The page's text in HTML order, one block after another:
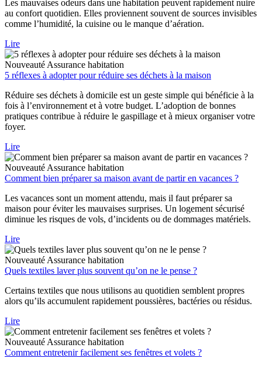
Les mauvaises odeurs dans une habitation peuvent rapidement nuire
au confort quotidien. Elles proviennent souvent de sources invisibles
comme l’humidité, la cuisine ou le manque d’aération.
Lire
Nouveauté Assurance habitation
5 réflexes à adopter pour réduire ses déchets à la maison
Réduire ses déchets à domicile est un geste simple qui bénéficie à la
fois à l’environnement et à votre budget. L’adoption de bonnes
pratiques contribue à réduire le gaspillage et à mieux organiser votre
foyer.
Lire
Nouveauté Assurance habitation
Comment bien préparer sa maison avant de partir en vacances ?
Les vacances sont un moment attendu, mais il faut préparer sa
maison pour éviter les mauvaises surprises. Un logement sécurisé
diminue les risques de vols, d’incidents ou de dommages matériels.
Lire
Nouveauté Assurance habitation
Quels textiles laver plus souvent qu’on ne le pense ?
Certains textiles que nous utilisons au quotidien semblent propres
alors qu’ils accumulent rapidement poussières, bactéries ou résidus.
Lire
Nouveauté Assurance habitation
Comment entretenir facilement ses fenêtres et volets ?